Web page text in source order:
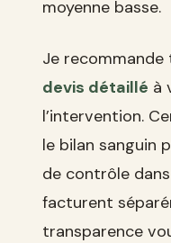
moyenne basse.
Je recommande
devis détaillé à
l’intervention.
le bilan sanguin
de contrôle
facturent
transparence